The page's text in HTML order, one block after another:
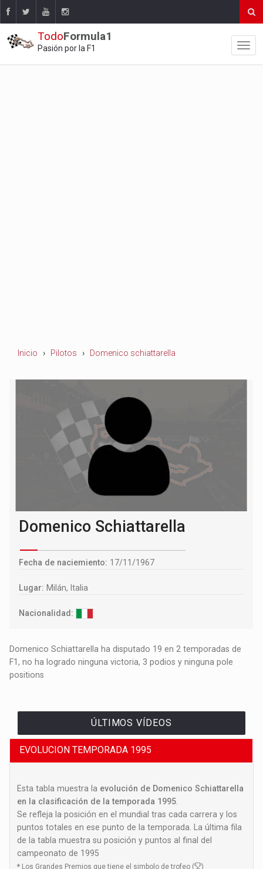
TodoFormula1
Pasión por la F1
Inicio Pilotos Domenico schiattarella
Domenico Schiattarella
Fecha de naciemiento: 17/11/1967
Lugar: Milán, Italia
Nacionalidad:
Domenico Schiattarella ha disputado 19 en 2 temporadas de
F1, no ha logrado ninguna victoria, 3 podios y ninguna pole
positions
ÚLTIMOS VÍDEOS
EVOLUCION TEMPORADA 1995
Esta tabla muestra la evolución de Domenico Schiattarella
en la clasificación de la temporada 1995
Se refleja la posición en el mundial tras cada carrera y los
puntos totales en ese punto de la temporada. La última fila
de la tabla muestra su posición y puntos al final del
campeonato de 1995
* Los Grandes Premios que tiene el simbolo de trofeo (
)